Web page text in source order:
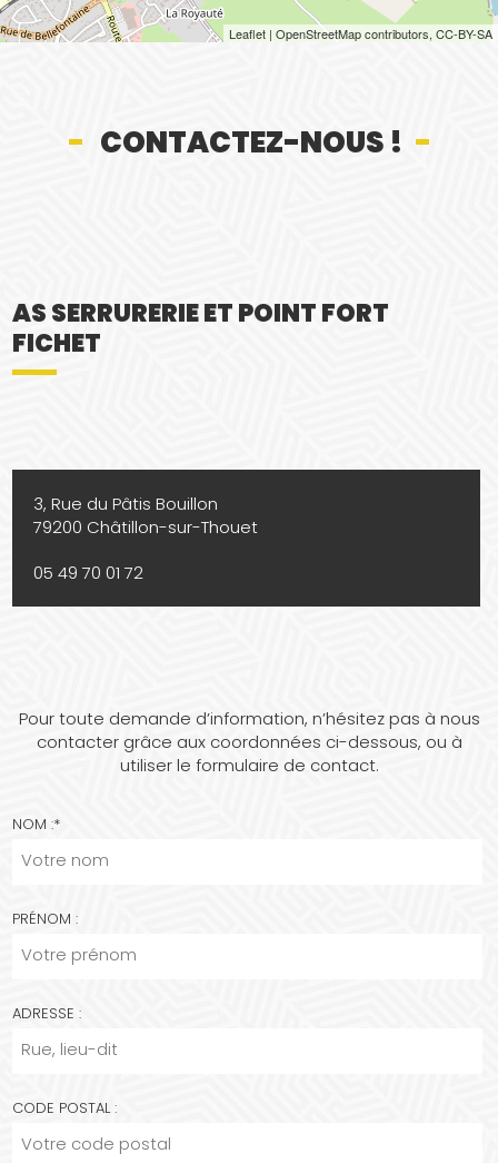
Leaflet | OpenStreetMapcontributors, CC-BY-SA
CONTACTEZ-NOUS !
AS SERRURERIE ET POINT FORT
FICHET
3, Rue du Pâtis Bouillon
79200 Châtillon-sur-Thouet
05 49 70 01 72
Pour toute demande d’information, n’hésitez pas à nous
contacter grâce aux coordonnées ci-dessous, ou à
utiliser le formulaire de contact.
NOM :*
PRÉNOM :
ADRESSE :
CODE POSTAL :